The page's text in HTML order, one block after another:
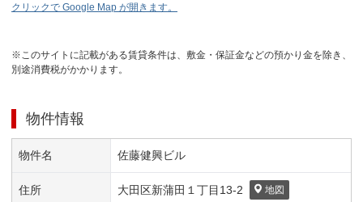
クリックで Google Map が開きます。
※このサイトに記載がある賃貸条件は、敷金・保証金などの預かり金を除き、
別途消費税がかかります。
物件情報
物件名 佐藤健興ビル
住所 大田区新蒲田１丁目 13-2 地図